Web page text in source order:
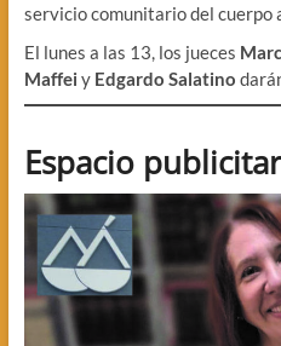
servicio comunitario del cuerpo
El lunes a las 13, los jueces
Maffei y Edgardo Salatino
Espacio